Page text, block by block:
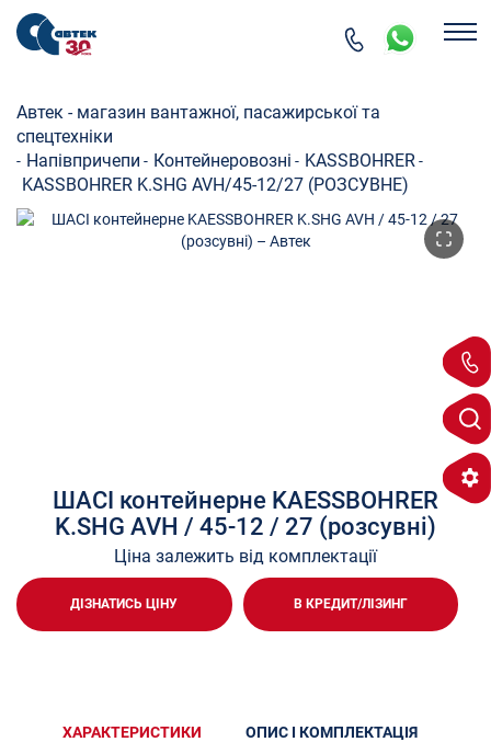
Автек - магазин вантажної, пасажирської та
спецтехніки
- Напівпричепи - Контейнеровозні - KASSBOHRER-
KASSBOHRER K.SHG AVH/45-12/27 (РОЗСУВНЕ)
ШАСІ контейнерне KAESSBOHRER
K.SHG AVH / 45-12 / 27 (розсувні)
Ціна залежить від комплектації
ДІЗНАТИСЬ ЦІНУ В КРЕДИТ/ЛІЗИНГ
ХАРАКТЕРИСТИКИ ОПИС І КОМПЛЕКТАЦІЯ